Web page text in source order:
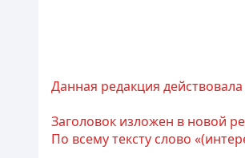
Данная редакция
Заголовок изложен в новой
По всему тексту слово